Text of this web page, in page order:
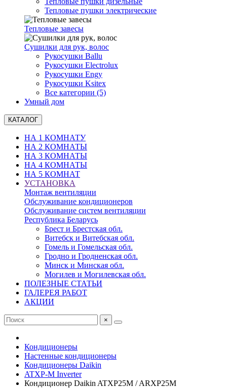
Тепловые пушки электрические
Тепловые завесы
Сушилки для рук, волоc
Рукосушки Ballu
Рукосушки Electrolux
Рукосушки Engy
Рукосушки Ksitex
Все категории (5)
Умный дом
КАТАЛОГ
НА 1 КОМНАТУ
НА 2 КОМНАТЫ
НА 3 КОМНАТЫ
НА 4 КОМНАТЫ
НА 5 КОМНАТ
УСТАНОВКА
Монтаж вентиляции
Обслуживание кондиционеров
Обслуживание систем вентиляции
Республика Беларусь
Брест и Брестская обл.
Витебск и Витебская обл.
Гомель и Гомельская обл.
Гродно и Гродненская обл.
Минск и Минская обл.
Могилев и Могилевская обл.
ПОЛЕЗНЫЕ СТАТЬИ
ГАЛЕРЕЯ РАБОТ
АКЦИИ
×
Кондиционеры
Настенные кондиционеры
Кондиционеры Daikin
ATXP-M Inverter
Кондиционер Daikin ATXP25M / ARXP25M